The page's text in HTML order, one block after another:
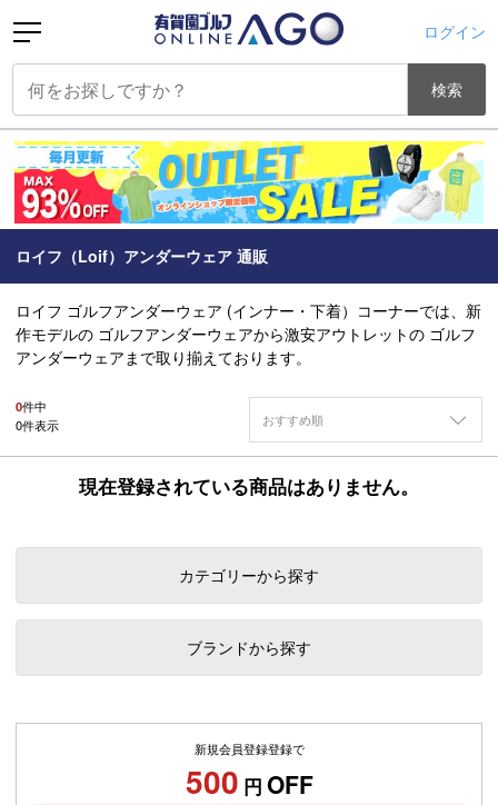
ログイン
検索
ロイフ（Loif）アンダーウェア 通販
ロイフ ゴルフアンダーウェア (インナー・下着）コーナーでは、新
作モデルの ゴルフアンダーウェアから激安アウトレットの ゴルフ
アンダーウェアまで取り揃えております。
0件中
0件表示 おすすめ順
現在登録されている商品はありません。
カテゴリーから探す
ブランドから探す
新規会員登録登録で
500 円 OFF